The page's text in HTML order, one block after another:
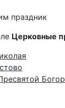
Церковные